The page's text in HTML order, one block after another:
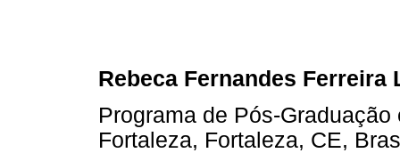
Rebeca Fernandes Ferreira
Programa de Pós-
Fortaleza, Fortaleza, CE,